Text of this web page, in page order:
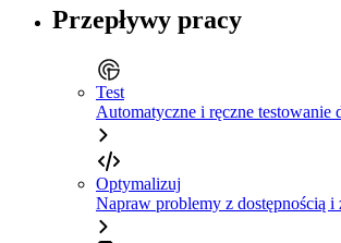
Przepływy pracy
Test
Automatyczne i ręczne testowanie
Optymalizuj
Napraw problemy z dostępnością i